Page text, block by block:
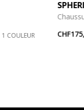
1 COULEUR